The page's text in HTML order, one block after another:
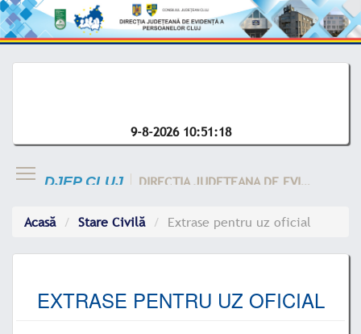
9-8-2026 10:51:18
DJEP CLUJ DIRECTIA JUDETEANA DE EVIDENTA A CLUJ
Acasă Stare Civilă Extrase pentru uz oficial
EXTRASE PENTRU UZ OFICIAL